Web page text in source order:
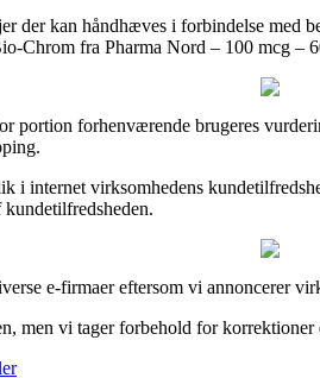
der kan håndhæves i forbindelse
Chrom fra Pharma Nord – 100 mcg –
forhenværende brugeres
i internet virksomhedens
e-firmaer eftersom vi annoncerer
men vi tager forbehold for